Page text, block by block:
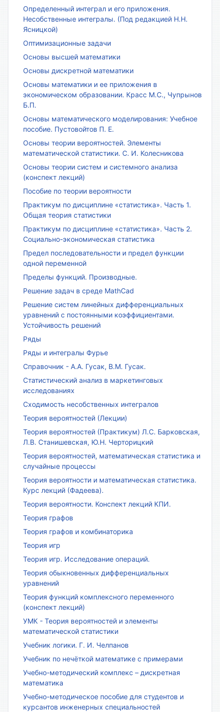
Определенный интеграл и его приложения.
Несобственные интегралы. (Под редакцией Н.Н.
Ясницкой)
Оптимизационные задачи
Основы высшей математики
Основы дискретной математики
Основы математики и ее приложения в
экономическом образовании. Красс М.С., Чупрынов
Б.П.
Основы математического моделирования: Учебное
пособие. Пустовойтов П. Е.
Основы теории вероятностей. Элементы
математической статистики. С. И. Колесникова
Основы теории систем и системного анализа
(конспект лекций)
Пособие по теории вероятности
Практикум по дисциплине «статистика». Часть 1.
Общая теория статистики
Практикум по дисциплине «статистика». Часть 2.
Социально-экономическая статистика
Предел последовательности и предел функции
одной переменной
Пределы функций. Производные.
Решение задач в среде MathCad
Решение систем линейных дифференциальных
уравнений с постоянными коэффициентами.
Устойчивость решений
Ряды
Ряды и интегралы Фурье
Справочник - А.А. Гусак, В.М. Гусак.
Статистический анализ в маркетинговых
исследованиях
Сходимость несобственных интегралов
Теория вероятностей (Лекции)
Теория вероятностей (Практикум) Л.С. Барковская,
Л.В. Станишевская, Ю.Н. Черторицкий
Теория вероятностей, математическая статистика и
случайные процессы
Теория вероятности и математическая статистика.
Курс лекций (Фадеева).
Теория вероятности. Конспект лекций КПИ.
Теория графов
Теория графов и комбинаторика
Теория игр
Теория игр. Исследование операций.
Теория обыкновенных дифференциальных
уравнений
Теория функций комплексного переменного
(конспект лекций)
УМК - Теория вероятностей и элементы
математической статистики
Учебник логики. Г. И. Челпанов
Учебник по нечёткой математике с примерами
Учебно-методический комплекс – дискретная
математика
Учебно-методическое пособие для студентов и
курсантов инженерных специальностей